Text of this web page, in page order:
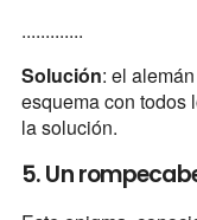
.............
Solución: el
esquema con todos
la solución.
5. Un